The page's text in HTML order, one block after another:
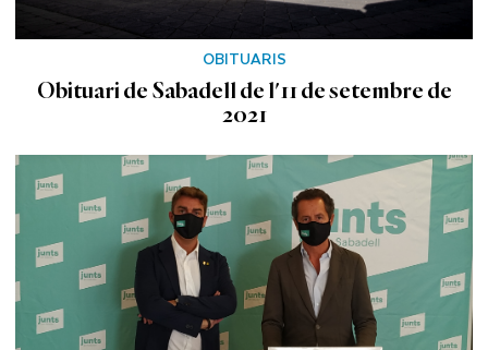
OBITUARIS
Obituari de Sabadell de l'11 de setembre de
2021